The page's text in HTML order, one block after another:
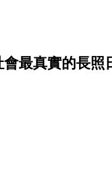
最真實的長照